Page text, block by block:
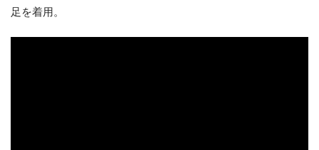
足を着用。